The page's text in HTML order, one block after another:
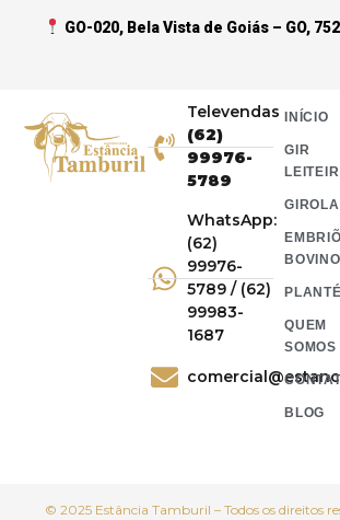
GO-020, Bela Vista de Goiás – GO,
Televendas
(62)
99976-
5789
WhatsApp:
(62)
99976-
5789 / (62)
99983-
1687
INÍCIO
GIR
QUEM
SOMOS
BLOG
© 2025 Estância Tamburil – Todos os direitos